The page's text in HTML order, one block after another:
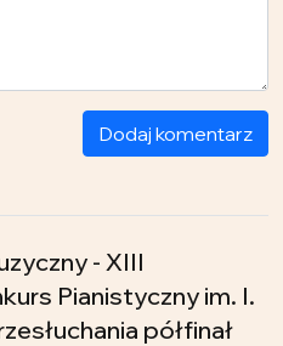
Dodaj komentarz
- XIII
Pianistyczny im. I.
półfinał